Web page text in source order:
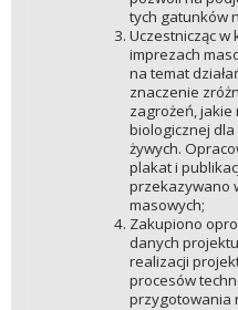
tych gatunków
Uczestnicząc
imprezach
na temat
znaczenie
zagrożeń, jakie
biologicznej
żywych.
plakat i
przekazywano
masowych;
Zakupiono
danych
realizacji
procesów
przygotowania